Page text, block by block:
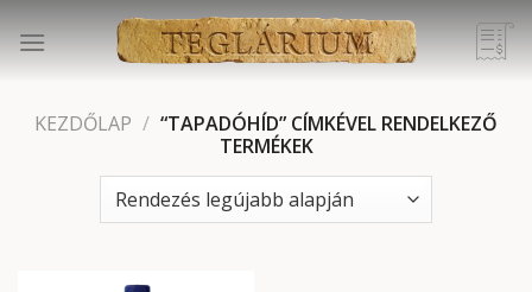
Skip
content
KEZDŐLAP / “TAPADÓHÍD” CÍMKÉVEL RENDELKEZŐ
TERMÉKEK